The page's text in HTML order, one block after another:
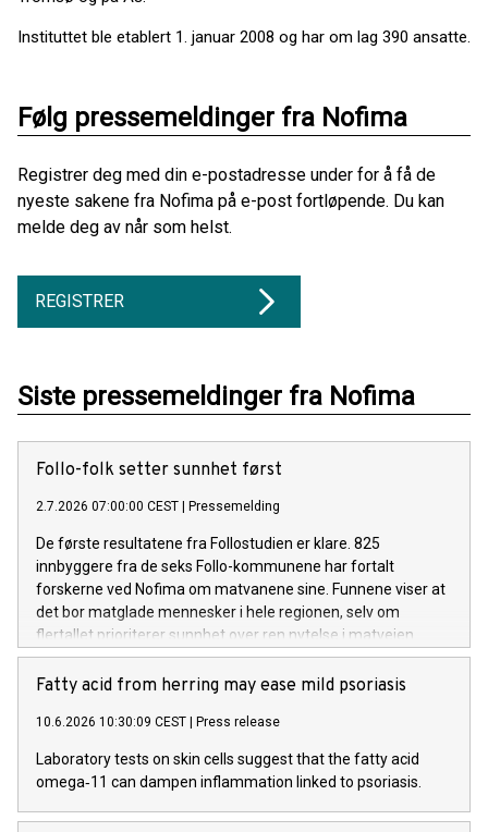
Instituttet ble etablert 1. januar 2008 og har om lag 390 ansatte.
Følg pressemeldinger fra Nofima
Registrer deg med din e-postadresse under for å få de
nyeste sakene fra Nofima på e-post fortløpende. Du kan
melde deg av når som helst.
REGISTRER
Siste pressemeldinger fra Nofima
Follo-folk setter sunnhet først
2.7.2026 07:00:00 CEST Pressemelding
De første resultatene fra Follostudien er klare. 825
innbyggere fra de seks Follo-kommunene har fortalt
forskerne ved Nofima om matvanene sine. Funnene viser at
det bor matglade mennesker i hele regionen, selv om
flertallet prioriterer sunnhet over ren nytelse i matveien.
Fatty acid from herring may ease mild psoriasis
10.6.2026 10:30:09 CEST Press release
Laboratory tests on skin cells suggest that the fatty acid
omega‑11 can dampen inflammation linked to psoriasis.